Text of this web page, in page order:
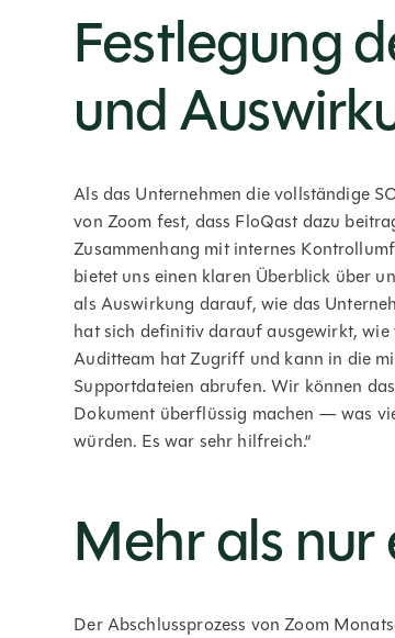
Festlegung
und
Als das Unternehmen die vollständige
von Zoom fest, dass FloQast dazu
Zusammenhang mit internes
bietet uns einen klaren Überblick über
als Auswirkung darauf, wie das
hat sich definitiv darauf ausgewirkt, wie
Auditteam hat Zugriff und kann in die
Supportdateien abrufen. Wir können
Dokument überflüssig machen — was
würden. Es war sehr hilfreich.“
Mehr als
Der Abschlussprozess von Zoom